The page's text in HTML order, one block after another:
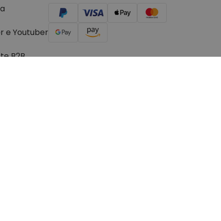
nel carrello.
e Youtuber
B2B